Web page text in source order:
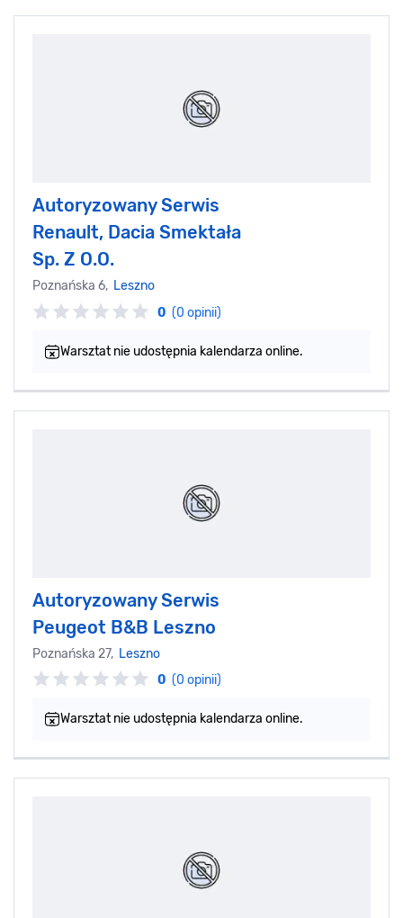
Autoryzowany Serwis
Renault, Dacia Smektała
Sp. Z O.O.
Poznańska 6, Leszno
0 (0 opinii)
Warsztat nie udostępnia kalendarza online.
Autoryzowany Serwis
Peugeot B&B Leszno
Poznańska 27, Leszno
0 (0 opinii)
Warsztat nie udostępnia kalendarza online.